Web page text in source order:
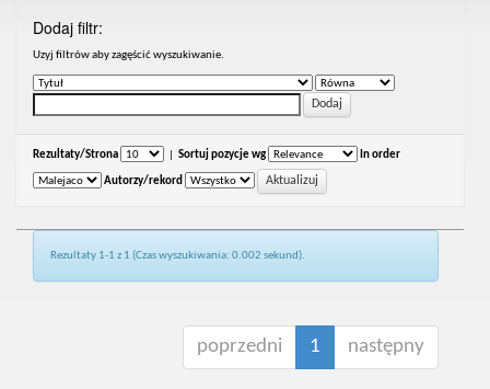
Dodaj filtr:
Uzyj filtrów aby zagęścić wyszukiwanie.
Rezultaty/Strona Sortuj pozycje wg In order
Autorzy/rekord
Rezultaty 1-1 z 1 (Czas wyszukiwania: 0.002 sekund).
poprzedni 1 następny